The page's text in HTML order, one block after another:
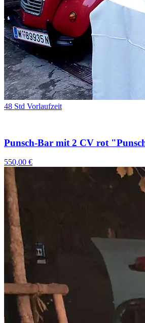
48 Std Vorlaufzeit
Punsch-Bar mit 2 CV rot
550,00 €